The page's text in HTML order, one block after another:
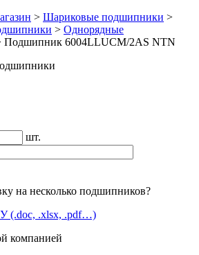
> Шариковые подшипники >
> Однорядные
Подшипник 6004LLUCM/2AS NTN
шт.
на несколько подшипников?
.xlsx, .pdf…)
компанией